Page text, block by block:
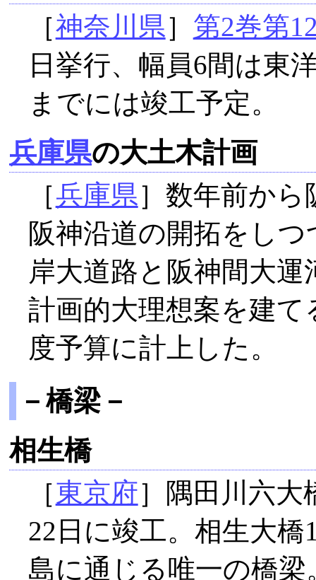
［神奈川県］ 第2巻第
日挙行、幅員6間は東
までには竣工予定。
兵庫県の大土木計画
［兵庫県］数年前か
阪神沿道の開拓をしつ
岸大道路と阪神間大
計画的大理想案を建
度予算に計上した。
－橋梁－
相生橋
［東京府］隅田川六大
22日に竣工。相生大橋
島に通じる唯一の橋梁